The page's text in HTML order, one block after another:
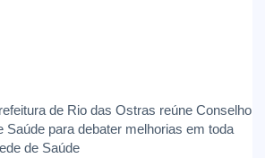
de Rio das Ostras reúne Conselho
Saúde para debater melhorias em toda
de Saúde